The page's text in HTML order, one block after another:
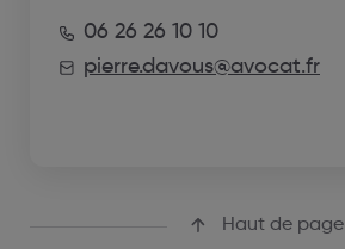
06 26 26 10 10
pierre.davous@avocat.fr
Haut de page